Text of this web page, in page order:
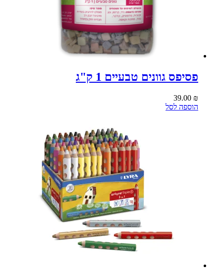
פסיפס גוונים טבעיים 1 ק"ג
39.00 ₪
הוספה לסל